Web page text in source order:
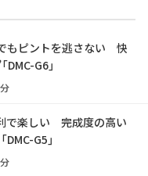
もピントを逃さない 快
DMC-G6」
で楽しい 完成度の高い
G5」